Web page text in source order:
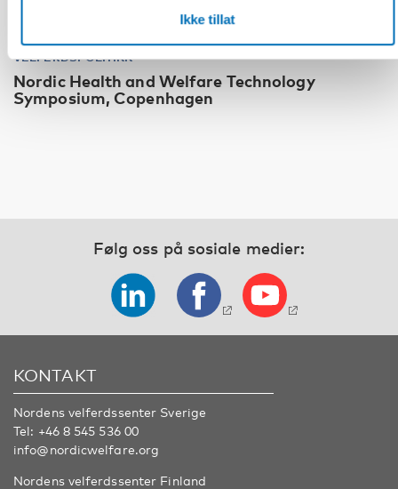
Ikke tillat
VELFERDSPOLITIKK
Nordic Health and Welfare Technology
Symposium, Copenhagen
Følg oss på sosiale medier:
KONTAKT
Nordens velferdssenter Sverige
Tel: +46 8 545 536 00
info@nordicwelfare.org
Nordens velferdssenter Finland